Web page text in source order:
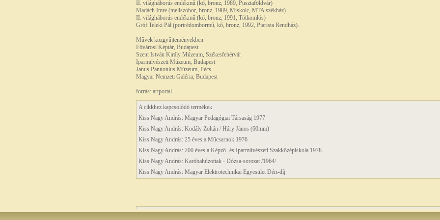
II. világháborús emlékmű (kő, bronz, 1989, Pusztaföldvár)
Madách Imre (mellszobor, bronz, 1989, Miskolc, MTA székház)
II. világháborús emlékmű (kő, bronz, 1991, Tótkomlós)
Gróf Teleki Pál (portrédombormű, kő, bronz, 1992, Piarista Rendház).
Művek közgyűjteményekben
Fővárosi Képtár, Budapest
Szent István Király Múzeum, Székesfehérvár
Iparművészeti Múzeum, Budapest
Janus Pannonius Múzeum, Pécs
Magyar Nemzeti Galéria, Budapest
forrás: artportal
A cikkhez kapcsolódó termékek
Kiss Nagy András: Magyar Pedagógiai Társaság 1977
Kiss Nagy András: Kodály Zoltán / Háry János (60mm)
Kiss Nagy András: 25 éves a Műcsarnok 1976
Kiss Nagy András: 200 éves a Képző- és Iparművészeti Szakközépiskola 1978
Kiss Nagy András: Karóbahúzottak - Dózsa-sorozat /1964/
Kiss Nagy András: Magyar Elektrotechnikai Egyesület Déri-díj